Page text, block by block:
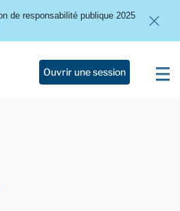
de responsabilité publique 2025
Ouvrir une session